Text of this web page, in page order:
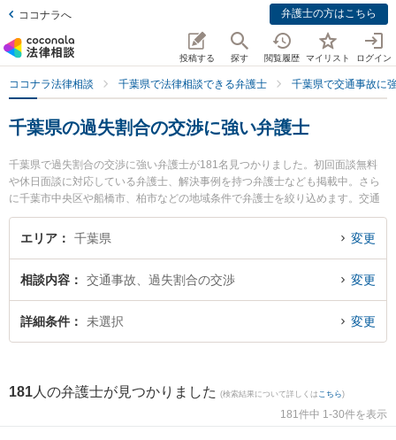
ココナラへ 弁護士の方はこちら
投稿する 探す 閲覧履歴 マイリスト ログイン
ココナラ法律相談 千葉県で法律相談できる弁護士 千葉県で交通事故に
千葉県の過失割合の交渉に強い弁護士
千葉県で過失割合の交渉に強い弁護士が181名見つかりました。初回面談無料
や休日面談に対応している弁護士、解決事例を持つ弁護士なども掲載中。さら
に千葉市中央区や船橋市、柏市などの地域条件で弁護士を絞り込めます。交通
事故に関係する自動車事故やバイク事故、自転車事故等の細かな分野での絞り
込み検索もでき便利です。特にベリーベスト法律事務所 柏オフィスの荒永 知大
費用、強みなどが注目されています。『千葉県で土日や夜間に発生した過失割
合の交渉のトラブルを今すぐに弁護士に相談したい』『過失割合の交渉のトラ
ブル解決の実績豊富な近くの弁護士を検索したい』『初回相談無料で過失割合
エリア 千葉県 変更
相談内容 交通事故、過失割合の交渉 変更
詳細条件 未選択 変更
181 人の弁護士が見つかりました (検索結果について詳しくは こちら)
181件中 1-30件を表示